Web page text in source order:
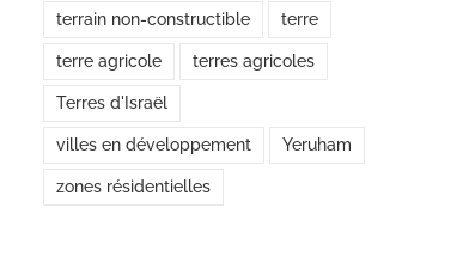
terrain non-constructible terre
terre agricole terres agricoles
Terres d'Israël
villes en développement Yeruham
zones résidentielles